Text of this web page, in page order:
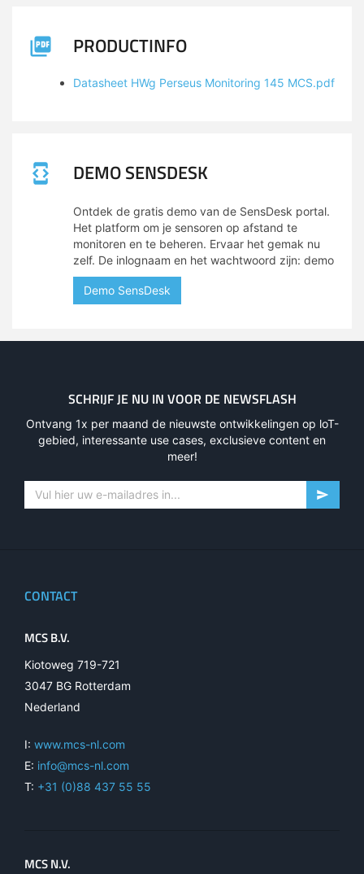
PRODUCTINFO
Datasheet HWg Perseus Monitoring 145 MCS.pdf
DEMO SENSDESK
Ontdek de gratis demo van de SensDesk portal.
Het platform om je sensoren op afstand te
monitoren en te beheren. Ervaar het gemak nu
zelf. De inlognaam en het wachtwoord zijn: demo
Demo SensDesk
SCHRIJF JE NU IN VOOR DE NEWSFLASH
Ontvang 1x per maand de nieuwste ontwikkelingen op loT-
gebied, interessante use cases, exclusieve content en
meer!
CONTACT
MCS B.V.
Kiotoweg 719-721
3047 BG Rotterdam
Nederland
I: www.mcs-nl.com
E: info@mcs-nl.com
T: +31 (0)88 437 55 55
MCS N.V.